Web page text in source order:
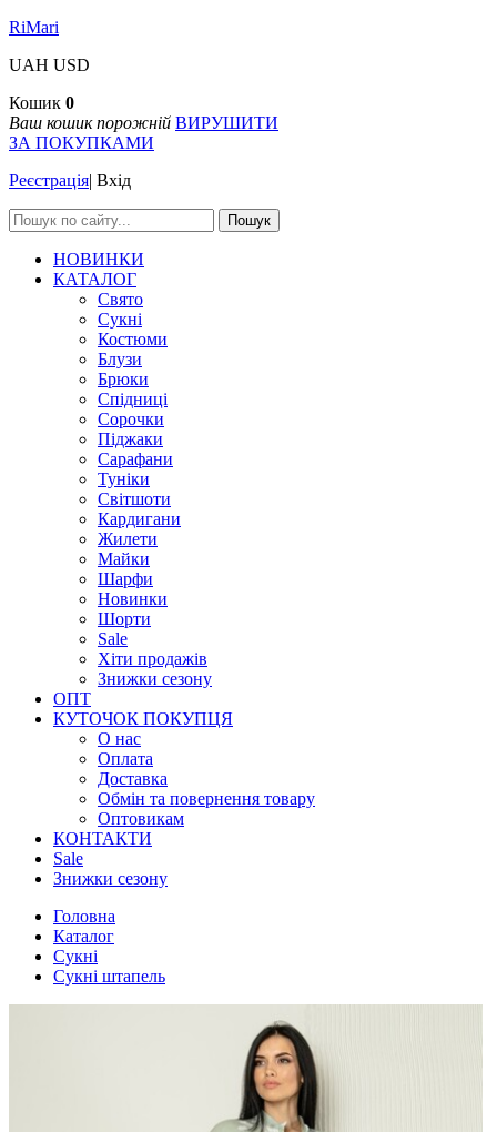
RiMari
UAH USD
Кошик 0
Ваш кошик порожній ВИРУШИТИ
ЗА ПОКУПКАМИ
Реєстрація| Вхід
Пошук
НОВИНКИ
КАТАЛОГ
Свято
Сукні
Костюми
Блузи
Брюки
Спідниці
Сорочки
Піджаки
Сарафани
Туніки
Світшоти
Кардигани
Жилети
Майки
Шарфи
Новинки
Шорти
Sale
Хіти продажів
Знижки сезону
ОПТ
КУТОЧОК ПОКУПЦЯ
О нас
Оплата
Доставка
Обмін та повернення товару
Оптовикам
КОНТАКТИ
Sale
Знижки сезону
Головна
Каталог
Сукні
Сукні штапель